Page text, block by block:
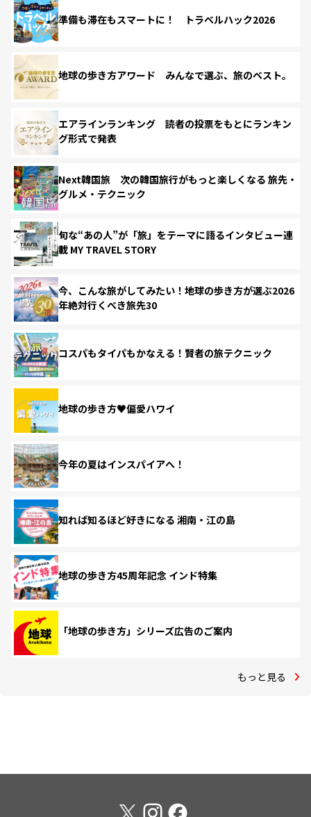
準備も滞在もスマートに！ トラベルハック2026
地球の歩き方アワード みんなで選ぶ、旅のベスト。
エアラインランキング 読者の投票をもとにランキン
グ形式で発表
Next韓国旅 次の韓国旅行がもっと楽しくなる 旅先・
グルメ・テクニック
旬な“あの人”が「旅」をテーマに語るインタビュー連
載 MY TRAVEL STORY
今、こんな旅がしてみたい！地球の歩き方が選ぶ2026
年絶対行くべき旅先30
コスパもタイパもかなえる！賢者の旅テクニック
地球の歩き方♥偏愛ハワイ
今年の夏はインスパイアへ！
知れば知るほど好きになる 湘南・江の島
地球の歩き方45周年記念 インド特集
「地球の歩き方」シリーズ広告のご案内
もっと見る